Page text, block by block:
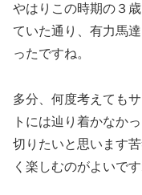
やはりこの時期の３
ていた通り、有力馬
ったですね。
多分、何度考えても
トには辿り着かなか
切りたいと思います
く楽しむのがよいです